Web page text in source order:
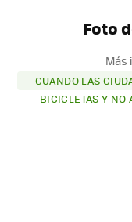
Foto
Más
CUANDO LAS
BICICLETAS Y NO